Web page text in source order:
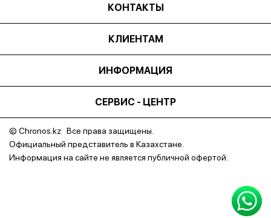
КОНТАКТЫ
КЛИЕНТАМ
ИНФОРМАЦИЯ
СЕРВИС - ЦЕНТР
© Chronos.kz Все права защищены.
Официальный представитель в Казахстане.
Информация на сайте не является публичной офертой.